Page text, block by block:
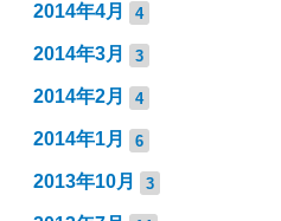
2014年4月 4
2014年3月 3
2014年2月 4
2014年1月 6
2013年10月 3